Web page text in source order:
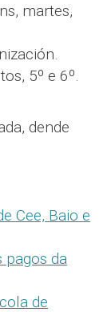
martes,
5º e 6º.
dende
Cee, Baio e
pagos da
de